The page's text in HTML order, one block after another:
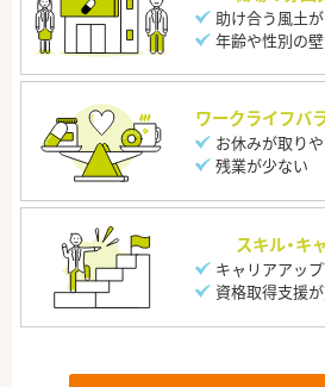
助け合う風土
年齢や性別の
ワークライフバ
お休みが取り
残業が少ない
スキル・キ
キャリアアッ
資格取得支援